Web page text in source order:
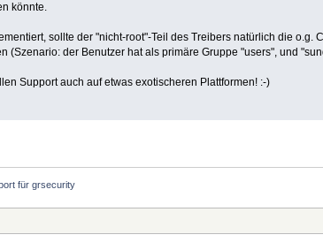
könnte.
sollte der "nicht-root"-Teil des Treibers natürlich die
(Szenario: der Benutzer hat als primäre Gruppe "users", und
Support auch auf etwas exotischeren Plattformen! :-)
für grsecurity